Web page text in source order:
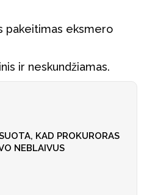
pakeitimas eksmero
ir neskundžiamas.
KAD PROKURORAS
NEBLAIVUS